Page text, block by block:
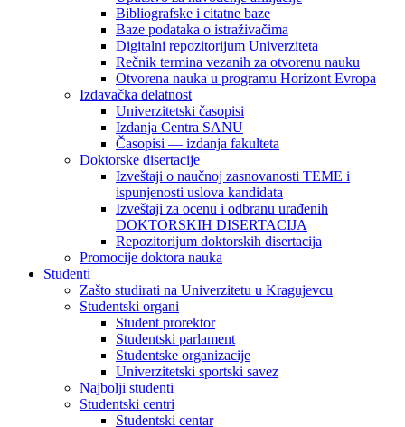
Bibliografske i citatne baze
Baze podataka o istraživačima
Digitalni repozitorijum Univerziteta
Rečnik termina vezanih za otvorenu nauku
Otvorena nauka u programu Horizont Evropa
Izdavačka delatnost
Univerzitetski časopisi
Izdanja Centra SANU
Časopisi — izdanja fakulteta
Doktorske disertacije
Izveštaji o naučnoj zasnovanosti TEME i
ispunjenosti uslova kandidata
Izveštaji za ocenu i odbranu urađenih
DOKTORSKIH DISERTACIJA
Repozitorijum doktorskih disertacija
Promocije doktora nauka
Studenti
Zašto studirati na Univerzitetu u Kragujevcu
Studentski organi
Student prorektor
Studentski parlament
Studentske organizacije
Univerzitetski sportski savez
Najbolji studenti
Studentski centri
Studentski centar